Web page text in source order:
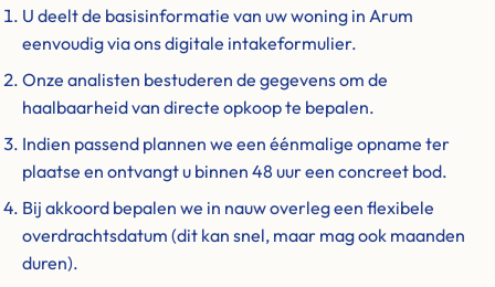
U deelt de basisinformatie van uw woning in Arum
eenvoudig via ons digitale intakeformulier.
Onze analisten bestuderen de gegevens om de
haalbaarheid van directe opkoop te bepalen.
Indien passend plannen we een éénmalige opname ter
plaatse en ontvangt u binnen 48 uur een concreet bod.
Bij akkoord bepalen we in nauw overleg een flexibele
overdrachtsdatum (dit kan snel, maar mag ook maanden
duren).